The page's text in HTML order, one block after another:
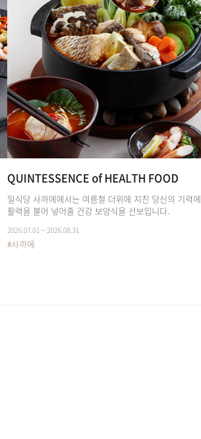
QUINTESSENCE of HEALTH FOOD
일식당 사까에에서는 여름철 더위에 지친 당신의 기력에
활력을 불어 넣어줄 건강 보양식을 선보입니다.
2026.07.01 ~ 2026.08.31
#사까에